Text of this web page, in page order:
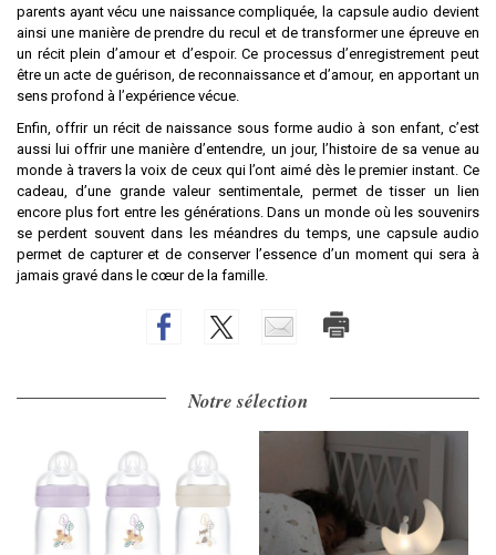
parents ayant vécu une naissance compliquée, la capsule audio devient
ainsi une manière de prendre du recul et de transformer une épreuve en
un récit plein d’amour et d’espoir. Ce processus d’enregistrement peut
être un acte de guérison, de reconnaissance et d’amour, en apportant un
sens profond à l’expérience vécue.
Enfin, offrir un récit de naissance sous forme audio à son enfant, c’est
aussi lui offrir une manière d’entendre, un jour, l’histoire de sa venue au
monde à travers la voix de ceux qui l’ont aimé dès le premier instant. Ce
cadeau, d’une grande valeur sentimentale, permet de tisser un lien
encore plus fort entre les générations. Dans un monde où les souvenirs
se perdent souvent dans les méandres du temps, une capsule audio
permet de capturer et de conserver l’essence d’un moment qui sera à
jamais gravé dans le cœur de la famille.
Notre sélection